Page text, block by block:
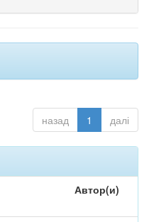
назад 1 далі
Автор(и)